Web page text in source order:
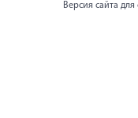
Версия сайта